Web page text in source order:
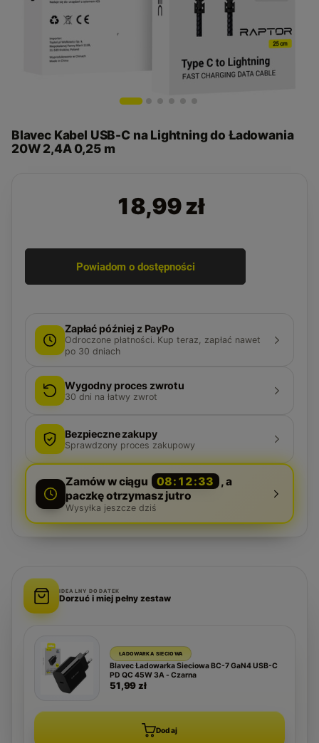
Blavec Kabel USB-C na Lightning do Ładowania
20W 2,4A 0,25 m
18,99 zł
Powiadom o dostępności
Zapłać później z PayPo
Odroczone płatności. Kup teraz, zapłać nawet
po 30 dniach
Wygodny proces zwrotu
30 dni na łatwy zwrot
Bezpieczne zakupy
Sprawdzony proces zakupowy
Zamów w ciągu 08:12:32
, a
paczkę otrzymasz jutro
Wysyłka jeszcze dziś
IDEALNY DODATEK
Dorzuć i miej pełny zestaw
ŁADOWARKA SIECIOWA
Blavec Ładowarka Sieciowa BC-7 GaN4 USB-C
PD QC 45W 3A - Czarna
51,99 zł
Dodaj